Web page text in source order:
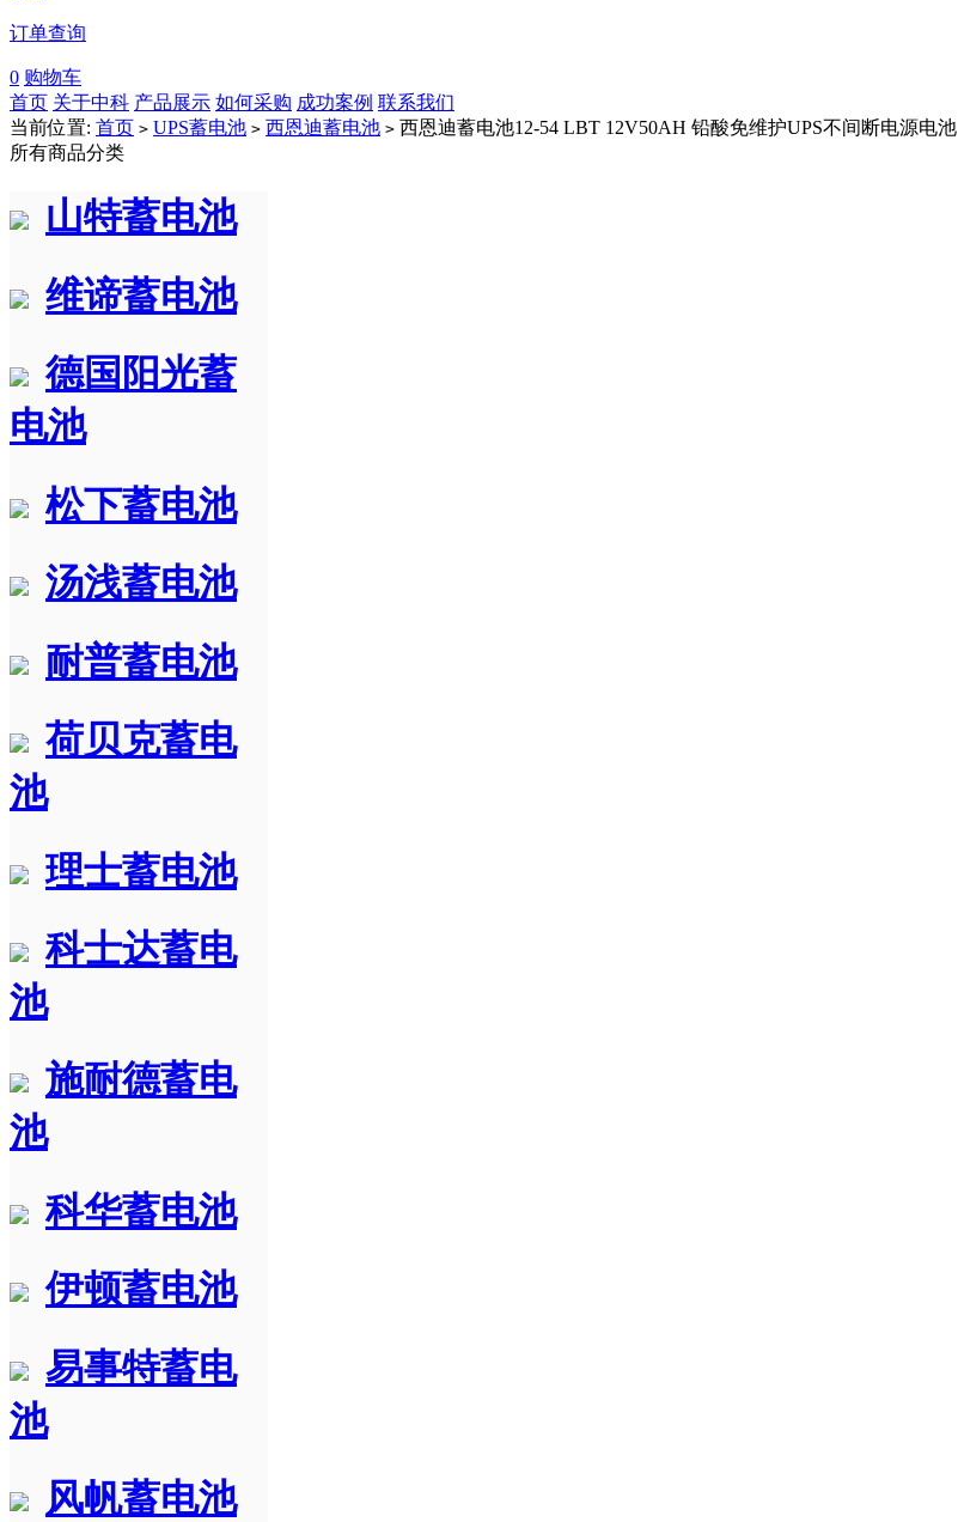
订单查询
0 购物车
首页 关于中科 产品展示 如何采购 成功案例 联系我们
当前位置: 首页 > UPS蓄电池 > 西恩迪蓄电池 > 西恩迪蓄电池12-54 LBT 12V50AH 铅酸免维护UPS不间断电源电池
所有商品分类
山特蓄电池
维谛蓄电池
德国阳光蓄
电池
松下蓄电池
汤浅蓄电池
耐普蓄电池
荷贝克蓄电
池
理士蓄电池
科士达蓄电
池
施耐德蓄电
池
科华蓄电池
伊顿蓄电池
易事特蓄电
池
风帆蓄电池